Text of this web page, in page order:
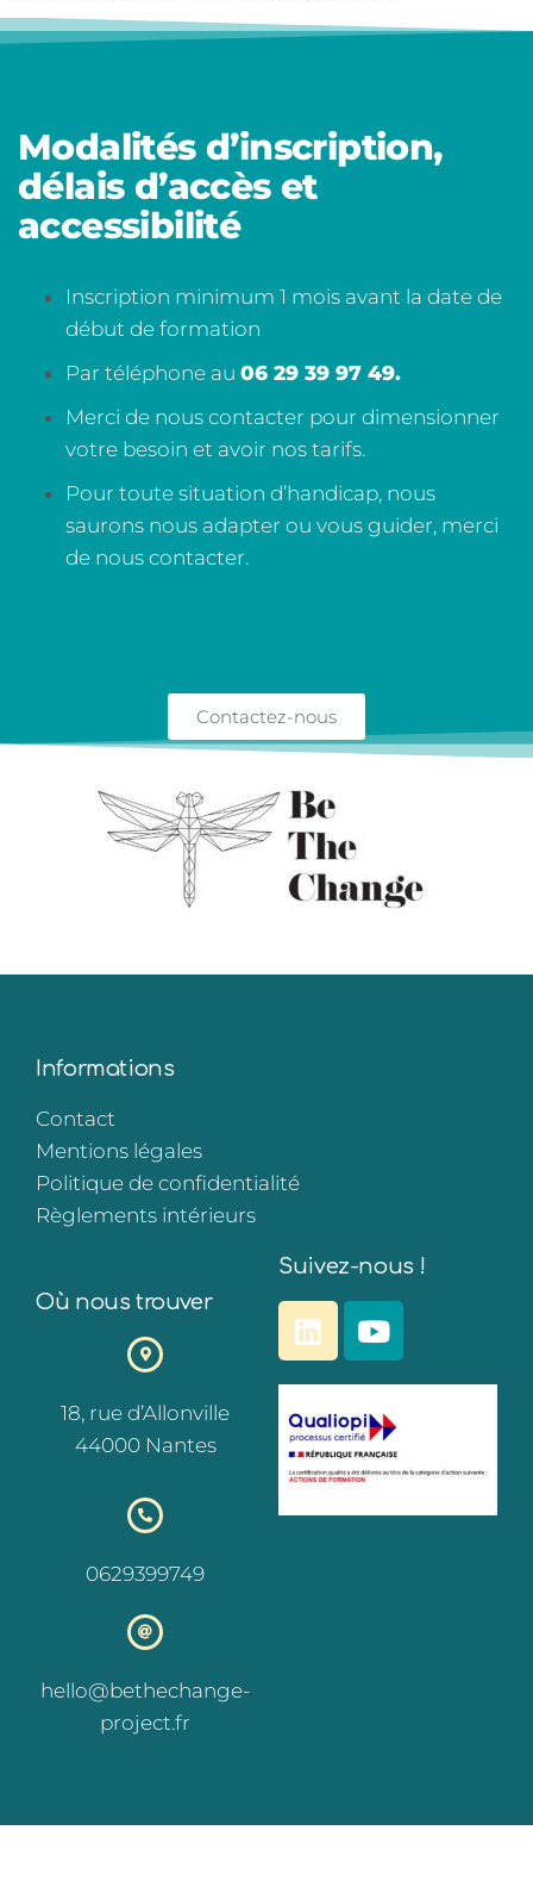
Modalités d’inscription,
délais d’accès et
accessibilité
Inscription minimum 1 mois avant la date de
début de formation
Par téléphone au 06 29 39 97 49.
Merci de nous contacter pour dimensionner
votre besoin et avoir nos tarifs.
Pour toute situation d’handicap, nous
saurons nous adapter ou vous guider, merci
de nous contacter.
Contactez-nous
Informations
Contact
Mentions légales
Politique de confidentialité
Règlements intérieurs
Où nous trouver
18, rue d’Allonville
44000 Nantes
0629399749
hello@bethechange-
project.fr
Suivez-nous !